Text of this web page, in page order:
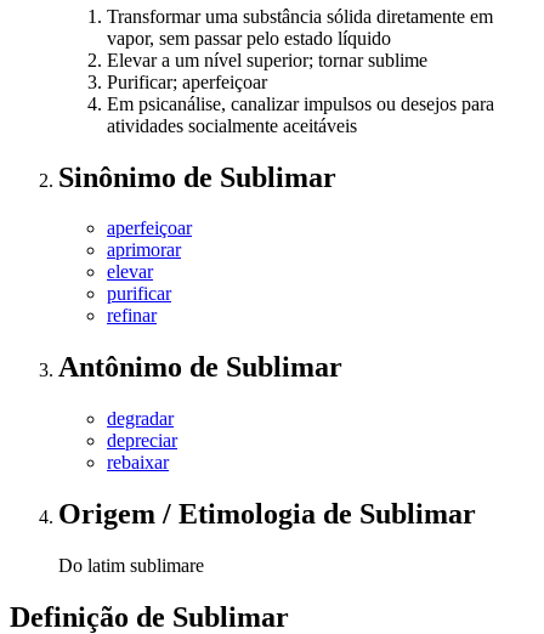
Transformar uma substância sólida diretamente em
vapor, sem passar pelo estado líquido
Elevar a um nível superior; tornar sublime
Purificar; aperfeiçoar
Em psicanálise, canalizar impulsos ou desejos para
atividades socialmente aceitáveis
Sinônimo de Sublimar
aperfeiçoar
aprimorar
elevar
purificar
refinar
Antônimo de Sublimar
degradar
depreciar
rebaixar
Origem / Etimologia de Sublimar
Do latim sublimare
Definição de Sublimar